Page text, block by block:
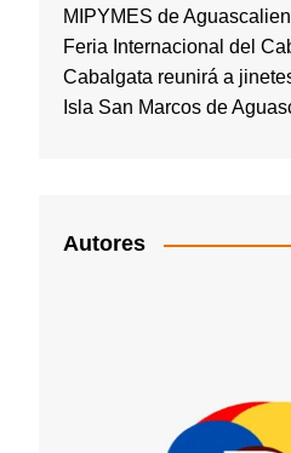
MIPYMES de
Feria Internacional del
Cabalgata reunirá a
Isla San Marcos de
Autores